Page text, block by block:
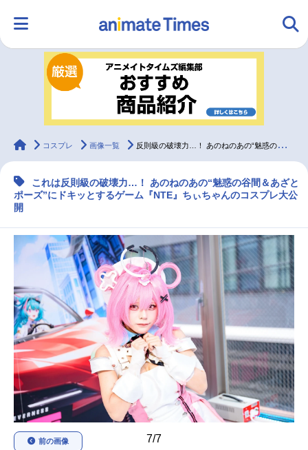
ランキング アニメ
ラジオ みんなの声
マンガ・ラノベ ゲーム・アプリ 音楽 コスプレ
2.5次元 配信・Vtuber トレンド 無料マンガ
最新記事一覧
アニメ記事一覧 声優記事一覧
アニメ映画一覧 実写化映画一覧
今期アニメ曜日別一覧
春アニメ 夏アニメ
秋アニメ 冬アニメ
animateTimes
コスプレ 画像一覧 反則級の破壊力…！ あのねのあの“魅惑の谷間＆あざとポーズ”にドキッ｜『NTE』美人コスプレイヤー特集
これは反則級の破壊力…！ あのねのあの“魅惑の谷間＆あざと
ポーズ”にドキッとするゲーム『NTE』ちぃちゃんのコスプレ大公
開
7/7
前の画像